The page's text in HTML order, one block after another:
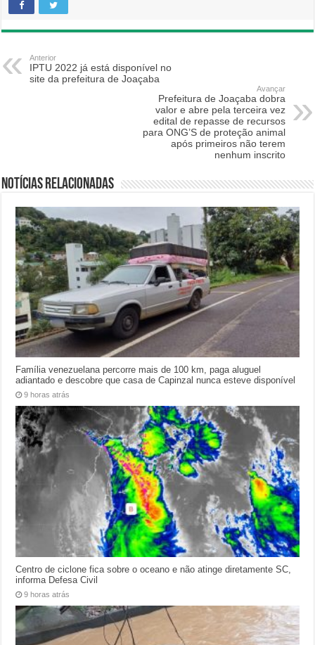
Anterior
IPTU 2022 já está disponível no
site da prefeitura de Joaçaba
Avançar
Prefeitura de Joaçaba dobra
valor e abre pela terceira vez
edital de repasse de recursos
para ONG’S de proteção animal
após primeiros não terem
nenhum inscrito
Notícias relacionadas
Família venezuelana percorre mais de 100 km, paga aluguel
adiantado e descobre que casa de Capinzal nunca esteve disponível
9 horas atrás
Centro de ciclone fica sobre o oceano e não atinge diretamente SC,
informa Defesa Civil
9 horas atrás